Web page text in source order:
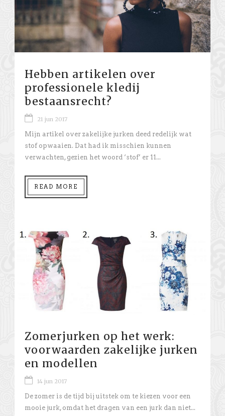
Hebben artikelen over
professionele kledij
bestaansrecht?
21 jun 2017
Mijn artikel over zakelijke jurken deed redelijk wat
stof opwaaien. Dat had ik misschien kunnen
verwachten, gezien het woord ‘stof’ er 11...
READ MORE
Zomerjurken op het werk:
voorwaarden zakelijke jurken
en modellen
14 jun 2017
De zomer is de tijd bij uitstek om te kiezen voor een
mooie jurk, omdat het dragen van een jurk dan niet...